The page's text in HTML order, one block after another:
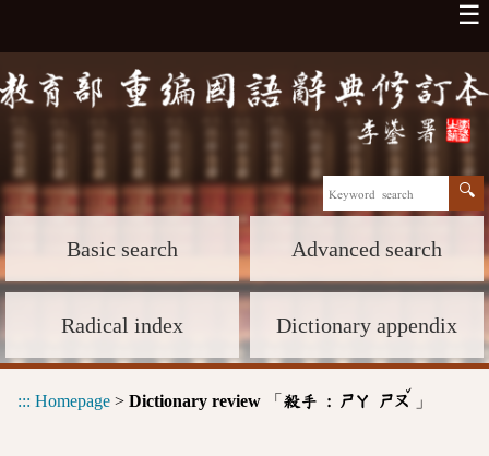
☰
Basic search Advanced search
Radical index Dictionary appendix
::: Homepage > Dictionary review 「 殺手 : ㄕㄚ ㄕㄡ
ˇ
」